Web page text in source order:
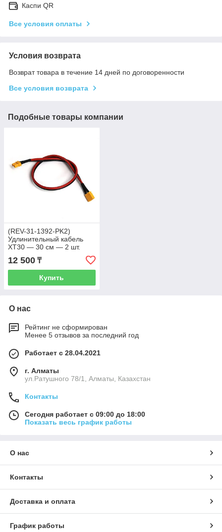
Каспи QR
Все условия оплаты
Условия возврата
Возврат товара в течение 14 дней по договоренности
Все условия возврата
Подобные товары компании
(REV-31-1392-PK2)
Удлинительный кабель
XT30 — 30 см — 2 шт.
12 500 ₸
Купить
О нас
Рейтинг не сформирован
Менее 5 отзывов за последний год
Работает с 28.04.2021
г. Алматы
ул.Ратушного 78/1, Алматы, Казахстан
Контакты
Сегодня работает с 09:00 до 18:00
Показать весь график работы
О нас
Контакты
Доставка и оплата
График работы